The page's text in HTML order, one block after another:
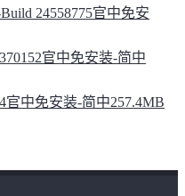
24558775官中免安
官中免安装-简中
官中免安装-简中257.4MB